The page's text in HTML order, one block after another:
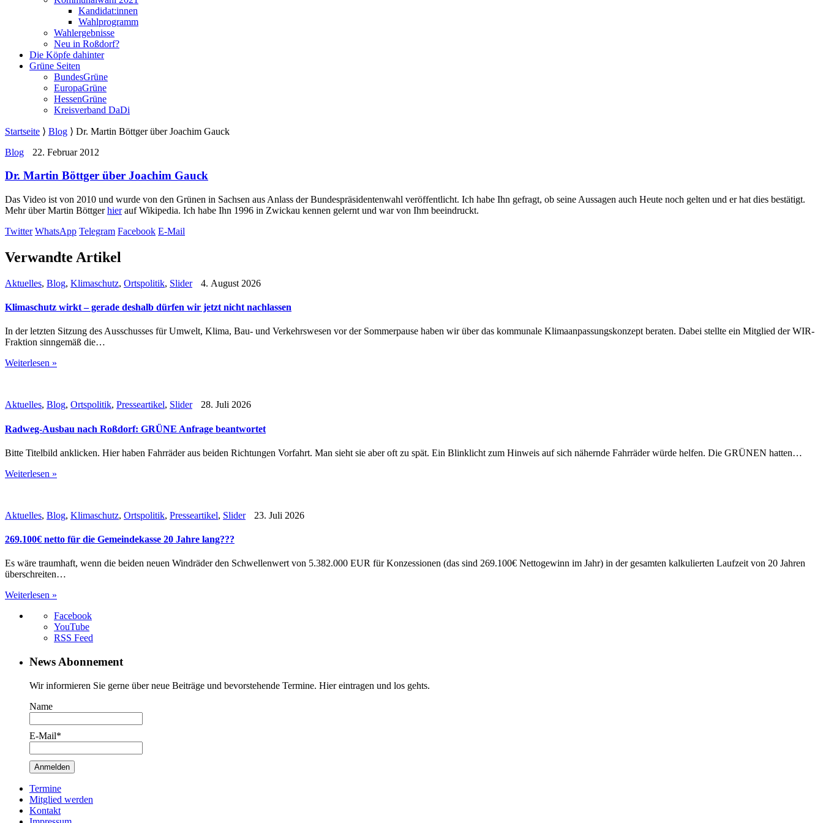
Kandidat:innen
Wahlprogramm
Wahlergebnisse
Neu in Roßdorf?
Die Köpfe dahinter
Grüne Seiten
BundesGrüne
EuropaGrüne
HessenGrüne
Kreisverband DaDi
Startseite ⟩ Blog ⟩ Dr. Martin Böttger über Joachim Gauck
Blog
22. Februar 2012
Dr. Martin Böttger über Joachim Gauck
Das Video ist von 2010 und wurde von den Grünen in Sachsen aus Anlass der Bundespräsidentenwahl veröffentlicht. Ich habe Ihn gefragt, ob seine Aussagen auch Heute noch gelten und er hat dies bestätigt.
Mehr über Martin Böttgerhierauf Wikipedia. Ich habe Ihn 1996 in Zwickau kennen gelernt und war von Ihm beeindruckt.
Twitter WhatsApp Telegram Facebook E-Mail
Verwandte Artikel
Aktuelles, Blog, Klimaschutz, Ortspolitik, Slider 4. August 2026
Klimaschutz wirkt – gerade deshalb dürfen wir jetzt nicht nachlassen
In der letzten Sitzung des Ausschusses für Umwelt, Klima, Bau- und Verkehrswesen vor der Sommerpause haben wir über das kommunale Klimaanpassungskonzept beraten. Dabei stellte ein Mitglied der WIR-
Fraktion sinngemäß die…
Weiterlesen »
Aktuelles, Blog, Ortspolitik, Presseartikel, Slider 28. Juli 2026
Radweg-Ausbau nach Roßdorf: GRÜNE Anfrage beantwortet
Bitte Titelbild anklicken. Hier haben Fahrräder aus beiden Richtungen Vorfahrt. Man sieht sie aber oft zu spät. Ein Blinklicht zum Hinweis auf sich nähernde Fahrräder würde helfen. Die GRÜNEN hatten…
Weiterlesen »
Aktuelles, Blog, Klimaschutz, Ortspolitik, Presseartikel, Slider 23. Juli 2026
269.100€ netto für die Gemeindekasse 20 Jahre lang???
Es wäre traumhaft, wenn die beiden neuen Windräder den Schwellenwert von 5.382.000 EUR für Konzessionen (das sind 269.100€ Nettogewinn im Jahr) in der gesamten kalkulierten Laufzeit von 20 Jahren
überschreiten…
Weiterlesen »
Facebook
YouTube
RSS Feed
News Abonnement
Wir informieren Sie gerne über neue Beiträge und bevorstehende Termine. Hier eintragen und los gehts.
Name
E-Mail*
Termine
Mitglied werden
Kontakt